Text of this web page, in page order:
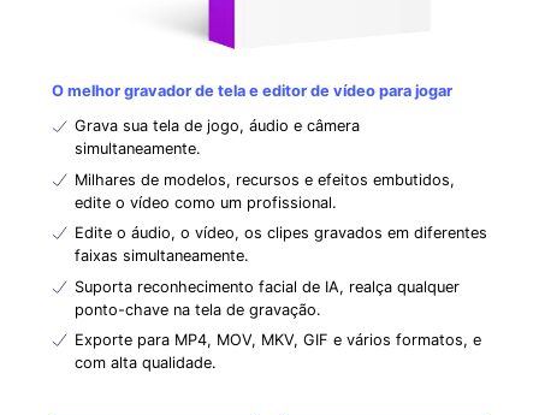
O melhor gravador de tela e editor de vídeo para jogar
Grava sua tela de jogo, áudio e câmera
simultaneamente.
Milhares de modelos, recursos e efeitos embutidos,
edite o vídeo como um profissional.
Edite o áudio, o vídeo, os clipes gravados em diferentes
faixas simultaneamente.
Suporta reconhecimento facial de IA, realça qualquer
ponto-chave na tela de gravação.
Exporte para MP4, MOV, MKV, GIF e vários formatos, e
com alta qualidade.